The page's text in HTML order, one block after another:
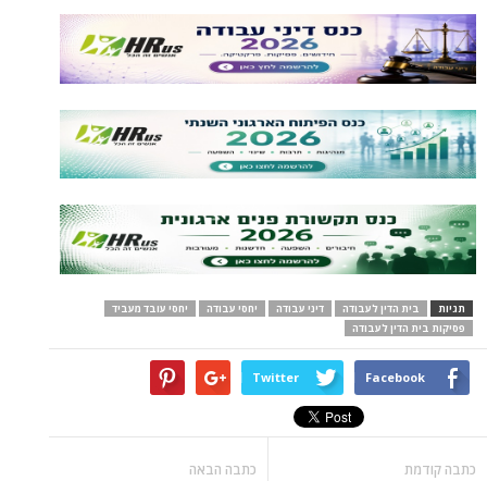
תגיות בית הדין לעבודה דיני עבודה יחסי עבודה
יחסי עובד מעביד
פסיקות בית הדין לעבודה
Facebook
Twitter
כתבה קודמת כתבה הבאה